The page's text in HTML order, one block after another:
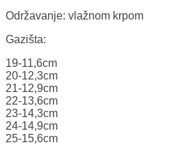
Održavanje: vlažnom krpom
Gazišta:
19-11,6cm
20-12,3cm
21-12,9cm
22-13,6cm
23-14,3cm
24-14,9cm
25-15,6cm